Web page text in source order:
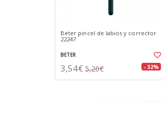
Beter pincel de labios y corrector.
22247
BETER
3,54€ 5,20€ - 32%